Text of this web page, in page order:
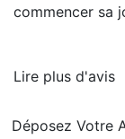
commencer sa
Lire plus d'avis
Déposez Votre